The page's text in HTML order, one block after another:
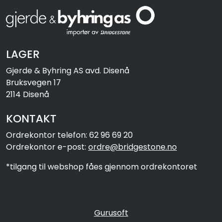
LAGER
Gjerde & Byhring AS avd. Disenå
Bruksvegen 17
2114 Disenå
KONTAKT
Ordrekontor telefon: 62 96 69 20
Ordrekontor e-post: ordre@bridgestone.no
*tilgang til webshop fåes gjennom ordrekontoret
Gurusoft